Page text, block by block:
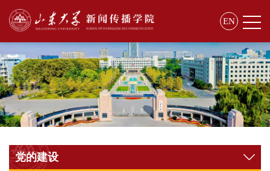
EN
党的建设